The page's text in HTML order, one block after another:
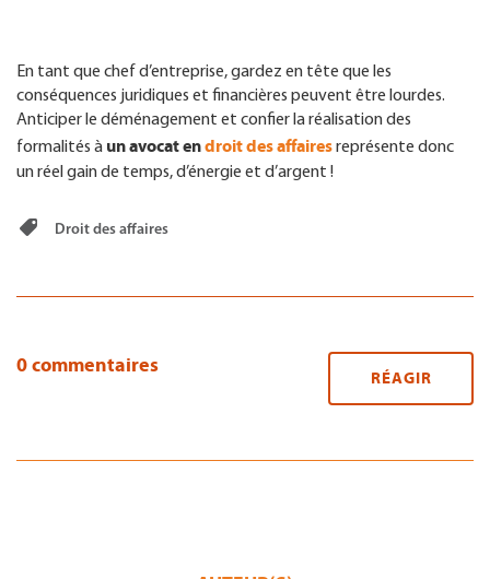
En tant que chef d’entreprise, gardez en tête que les
conséquences juridiques et financières peuvent être lourdes.
Anticiper le déménagement et confier la réalisation des
formalités à un avocat endroit des affairesreprésente donc
un réel gain de temps, d’énergie et d’argent !
Droit des affaires
0 commentaires
RÉAGIR